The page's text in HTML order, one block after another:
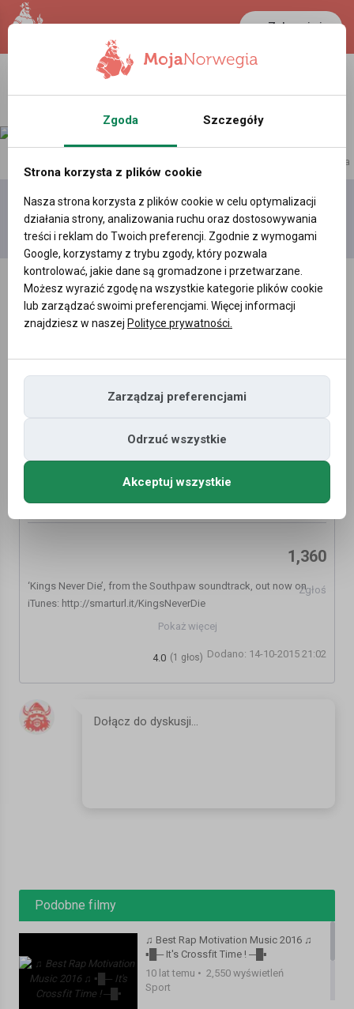
Zaloguj się
reklama
Dodaj
film
Moje
filmy
Wszystkie
Eminem - Kings Never Die (Audio) ft. Gwen
Stefani
1,360
Zgłoś
‘Kings Never Die’, from the Southpaw soundtrack, out now on
iTunes: http://smarturl.it/KingsNeverDie
http://twitter.com/eminem
http://instagram.com/eminem
Kategoria:
Teledyski i Muzyka
Pokaż więcej
Dodano: 14-10-2015 21:02
(1 głos)
4.0
Podobne filmy
♫ Best Rap Motivation Music 2016 ♫
▪█─ It's Crossfit Time ! ─█▪
10 lat temu • 2,550 wyświetleń
Sport
Zgoda Szczegóły
Strona korzysta z plików cookie
Nasza strona korzysta z plików cookie w celu optymalizacji
działania strony, analizowania ruchu oraz dostosowywania
treści i reklam do Twoich preferencji. Zgodnie z wymogami
Google, korzystamy z trybu zgody, który pozwala
kontrolować, jakie dane są gromadzone i przetwarzane.
Możesz wyrazić zgodę na wszystkie kategorie plików cookie
lub zarządzać swoimi preferencjami. Więcej informacji
znajdziesz w naszej Polityce prywatności.
Zarządzaj preferencjami
Odrzuć wszystkie
Akceptuj wszystkie